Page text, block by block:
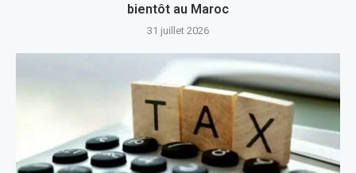
bientôt au Maroc
31 juillet 2026